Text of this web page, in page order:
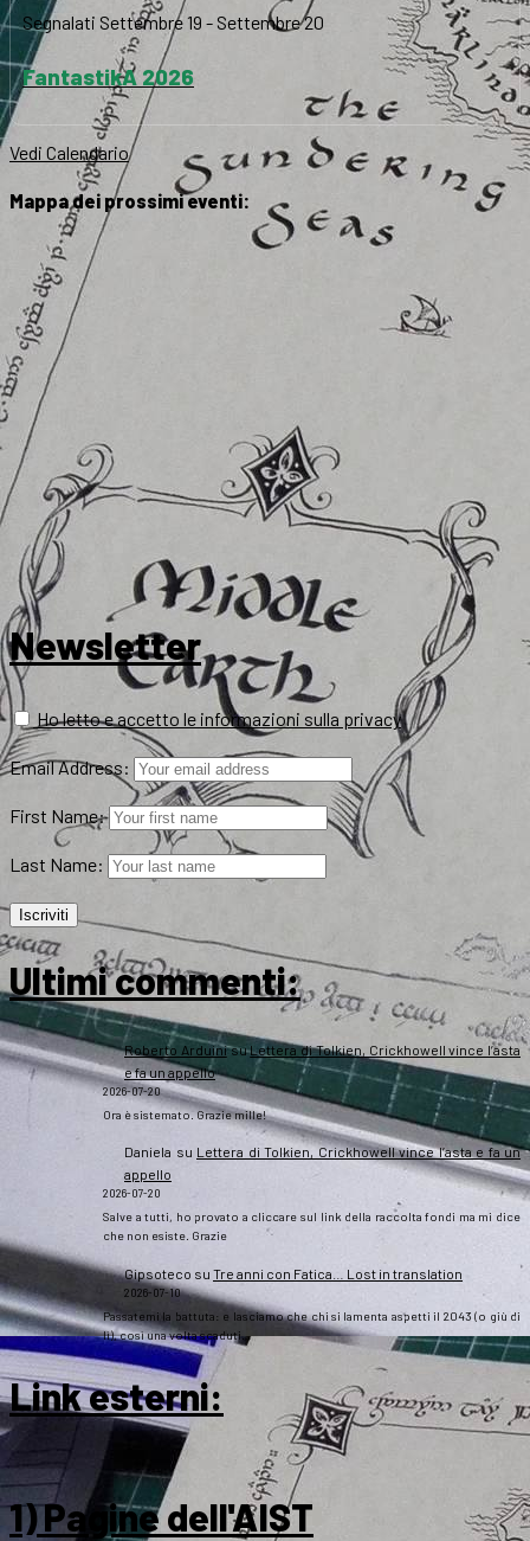
Segnalati Settembre 19 - Settembre 20
FantastikA 2026
Vedi Calendario
Mappa dei prossimi eventi:
Newsletter
Ho letto e accetto le informazioni sulla privacy
Email Address:
First Name:
Last Name:
Ultimi commenti:
Roberto ArduinisuLettera di Tolkien, Crickhowell vince l’asta
e fa un appello
2026-07-20
Ora è sistemato. Grazie mille!
Daniela su Lettera di Tolkien, Crickhowell vince l’asta e fa un
appello
2026-07-20
Salve a tutti, ho provato a cliccare sul link della raccolta fondi ma mi dice
che non esiste. Grazie
Gipsoteco su Tre anni con Fatica… Lost in translation
2026-07-10
Passatemi la battuta: e lasciamo che chi si lamenta aspetti il 2043 (o giù di
lì), così una volta scaduti…
Link esterni:
1) Pagine dell'AIST